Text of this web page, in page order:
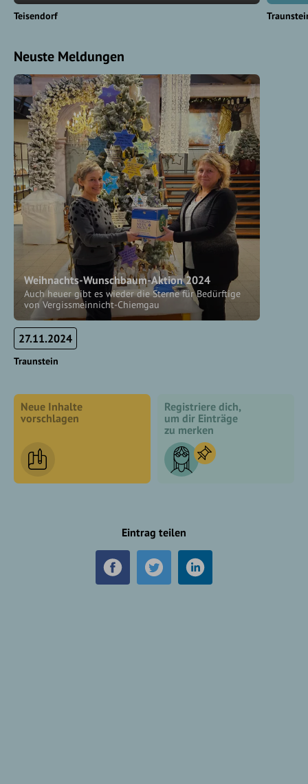
Teisendorf
Neuste Meldungen
Weihnachts-Wunschbaum-Aktion 2024
Auch heuer gibt es wieder die Sterne für Bedürftige
von Vergissmeinnicht-Chiemgau
27.11.2024
Traunstein
Neue Inhalte
vorschlagen
Registriere dich,
um dir Einträge
zu merken
Eintrag teilen